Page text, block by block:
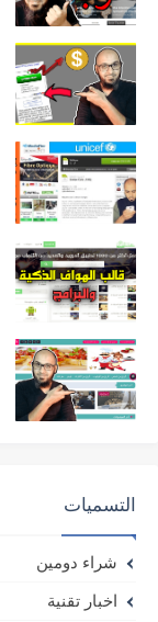
التسميات
شراء دومين
اخبار تقنية